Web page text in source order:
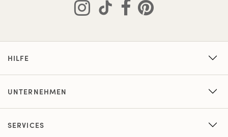
HILFE
UNTERNEHMEN
SERVICES